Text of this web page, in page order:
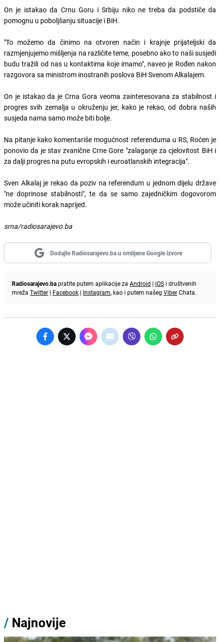
On je istakao da Crnu Goru i Srbiju niko ne treba da podstiče da
pomognu u poboljšanju situacije i BiH.
"To možemo da činimo na otvoren način i krajnje prijateljski da
razmjenjujemo mišljenja na različite teme, posebno ako to naši susjedi
budu tražili od nas u kontaktima koje imamo", naveo je Rođen nakon
razgovora sa ministrom inostranih poslova BiH Svenom Alkalajem.
On je istakao da je Crna Gora veoma zainteresovana za stabilnost i
progres svih zemalja u okruženju jer, kako je rekao, od dobra naših
susjeda nama samo može biti bolje.
Na pitanje kako komentariše mogućnost referenduma u RS, Roćen je
ponovio da je stav zvanične Crne Gore "zalaganje za cjelovitost BiH i
za dalji progres na putu evropskih i euroatlanskih integracija".
Sven Alkalaj je rekao da poziv na referendum u jednom dijelu države
"ne doprinose stabilnosti", te da se samo zajedničkim dogovorom
može učiniti korak naprijed.
srna/radiosarajevo.ba
Dodajte Radiosarajevo.ba u omiljene Google izvore
Radiosarajevo.bapratite putem aplikacije za Android | iOS i društvenih
mreža Twitter | Facebook | Instagram, kao i putem našeg ViberChata.
/ Najnovije